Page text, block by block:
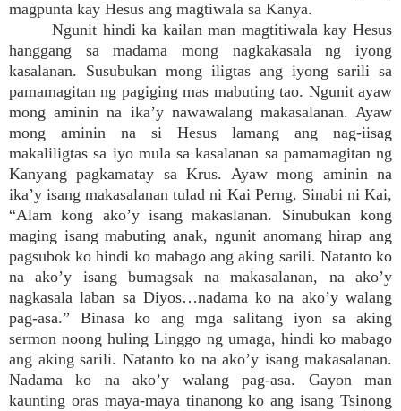
magpunta kay Hesus ang magtiwala sa Kanya.
Ngunit hindi ka kailan man magtitiwala kay Hesus
hanggang sa madama mong nagkakasala ng iyong
kasalanan. Susubukan mong iligtas ang iyong sarili sa
pamamagitan ng pagiging mas mabuting tao. Ngunit ayaw
mong aminin na ika’y nawawalang makasalanan. Ayaw
mong aminin na si Hesus lamang ang nag-iisag
makaliligtas sa iyo mula sa kasalanan sa pamamagitan ng
Kanyang pagkamatay sa Krus. Ayaw mong aminin na
ika’y isang makasalanan tulad ni Kai Perng. Sinabi ni Kai,
“Alam kong ako’y isang makaslanan. Sinubukan kong
maging isang mabuting anak, ngunit anomang hirap ang
pagsubok ko hindi ko mabago ang aking sarili. Natanto ko
na ako’y isang bumagsak na makasalanan, na ako’y
nagkasala laban sa Diyos…nadama ko na ako’y walang
pag-asa.” Binasa ko ang mga salitang iyon sa aking
sermon noong huling Linggo ng umaga, hindi ko mabago
ang aking sarili. Natanto ko na ako’y isang makasalanan.
Nadama ko na ako’y walang pag-asa. Gayon man
kaunting oras maya-maya tinanong ko ang isang Tsinong